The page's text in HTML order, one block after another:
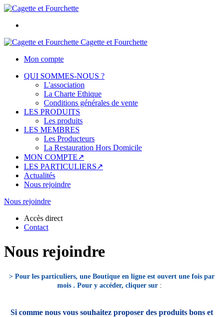
Cagette et Fourchette
Mon compte
QUI SOMMES-NOUS ?
L'association
La Charte Ethique
Conditions générales de vente
LES PRODUITS
Les produits
LES MEMBRES
Les Producteurs
La Restauration Hors Domicile
MON COMPTE↗
LES PARTICULIERS↗
Actualités
Nous rejoindre
Nous rejoindre
Accès direct
Contact
Nous rejoindre
> Pour les particuliers, une Boutique en ligne est ouvert une fois par
mois . Pour y accéder, cliquer sur :
Si comme nous vous souhaitez proposer des produits bons et